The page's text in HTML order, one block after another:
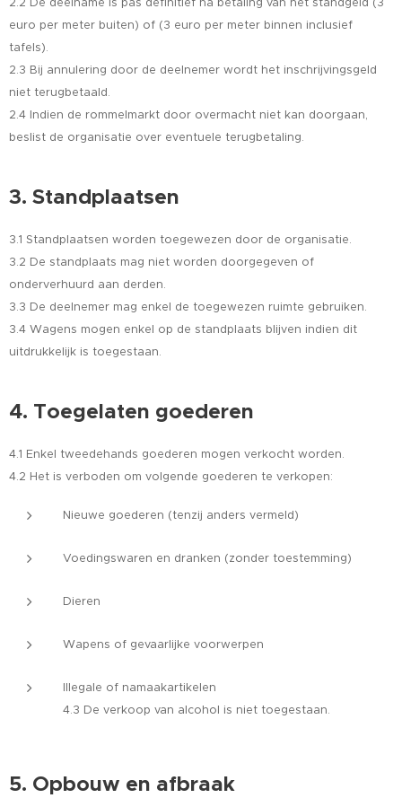
euro per meter buiten) of (3 euro per meter binnen inclusief
tafels).
2.3 Bij annulering door de deelnemer wordt het inschrijvingsgeld
niet terugbetaald.
2.4 Indien de rommelmarkt door overmacht niet kan doorgaan,
beslist de organisatie over eventuele terugbetaling.
3. Standplaatsen
3.1 Standplaatsen worden toegewezen door de organisatie.
3.2 De standplaats mag niet worden doorgegeven of
onderverhuurd aan derden.
3.3 De deelnemer mag enkel de toegewezen ruimte gebruiken.
3.4 Wagens mogen enkel op de standplaats blijven indien dit
uitdrukkelijk is toegestaan.
4. Toegelaten goederen
4.1 Enkel tweedehands goederen mogen verkocht worden.
4.2 Het is verboden om volgende goederen te verkopen:
Nieuwe goederen (tenzij anders vermeld)
Voedingswaren en dranken (zonder toestemming)
Dieren
Wapens of gevaarlijke voorwerpen
Illegale of namaakartikelen
4.3 De verkoop van alcohol is niet toegestaan.
5. Opbouw en afbraak